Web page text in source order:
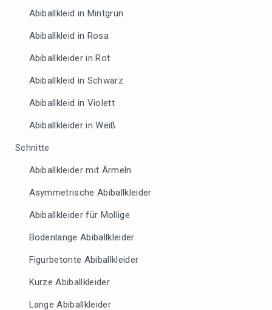
Abiballkleid in Mintgrün
Abiballkleid in Rosa
Abiballkleider in Rot
Abiballkleid in Schwarz
Abiballkleid in Violett
Abiballkleider in Weiß
Schnitte
Abiballkleider mit Ärmeln
Asymmetrische Abiballkleider
Abiballkleider für Mollige
Bodenlange Abiballkleider
Figurbetonte Abiballkleider
Kurze Abiballkleider
Lange Abiballkleider